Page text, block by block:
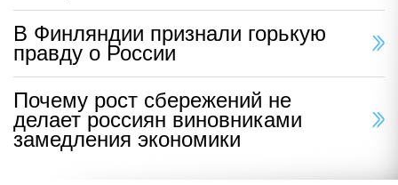
В Финляндии признали горькую
правду о России
Почему рост сбережений не
делает россиян виновниками
замедления экономики